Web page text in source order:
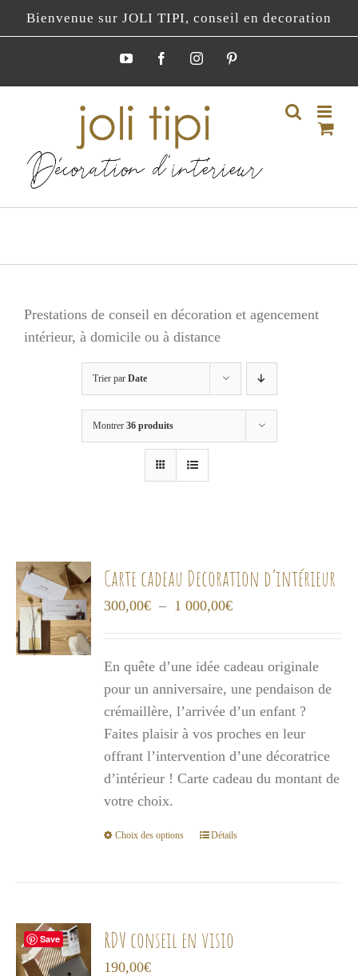
Passer
au
Bienvenue sur JOLI TIPI, conseil en decoration
YouTubeFacebookInstagramPinterest
Prestations de conseil en décoration et agencement
intérieur, à domicile ou à distance
Trier par Date
Montrer 36 produits
Carte cadeau Decoration d’intérieur
300,00€ – 1 000,00€Plage
300,00€
à
1
000,00€
En quête d’une idée cadeau originale
pour un anniversaire, une pendaison de
crémaillère, l’arrivée d’un enfant ?
Faites plaisir à vos proches en leur
offrant l’intervention d’une décoratrice
d’intérieur ! Carte cadeau du montant de
votre choix.
Choix des options
Ce
Les
Détails
RDV conseil en visio
190,00€
Save